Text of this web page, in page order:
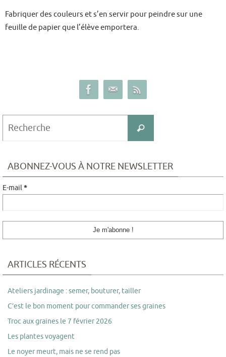
Fabriquer des couleurs et s’en servir pour peindre sur une
feuille de papier que l’élève emportera.
ABONNEZ-VOUS À NOTRE NEWSLETTER
E-mail*
ARTICLES RÉCENTS
Ateliers jardinage : semer, bouturer, tailler
C’est le bon moment pour commander ses graines
Troc aux graines le 7 février 2026
Les plantes voyagent
Le noyer meurt, mais ne se rend pas